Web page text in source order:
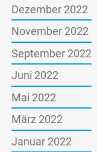
Dezember 2022
November 2022
September 2022
Juni 2022
Mai 2022
März 2022
Januar 2022